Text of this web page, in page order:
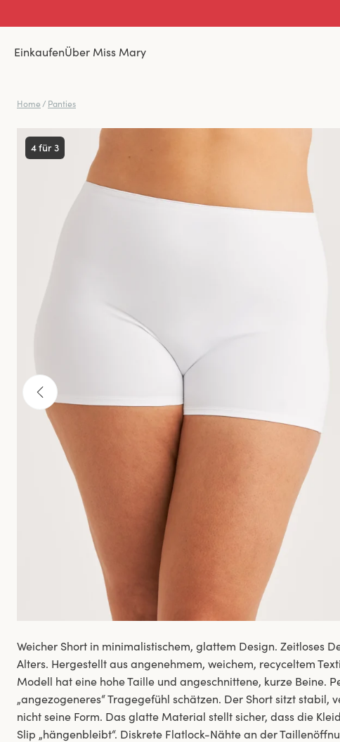
EinkaufenÜber Miss Mary
Home / Panties
4 für 3
Weicher Short in minimalistischem, glattem Design. Zeitloses
Alters. Hergestellt aus angenehmem, weichem, recyceltem
Modell hat eine hohe Taille und angeschnittene, kurze Beine.
„angezogeneres“ Tragegefühl schätzen. Der Short sitzt stabil,
nicht seine Form. Das glatte Material stellt sicher, dass die
Slip „hängenbleibt“. Diskrete Flatlock-Nähte an der